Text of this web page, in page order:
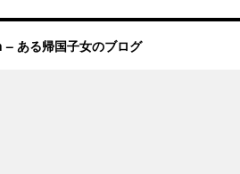
ある帰国子女のブログ